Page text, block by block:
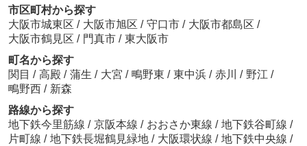
市区町村から探す
大阪市城東区 / 大阪市旭区 / 守口市 / 大阪市都島区 /
大阪市鶴見区 / 門真市 / 東大阪市
町名から探す
関目 / 高殿 / 蒲生 / 大宮 / 鴫野東 / 東中浜 / 赤川 / 野江 /
鴫野西 / 新森
路線から探す
地下鉄今里筋線 / 京阪本線 / おおさか東線 / 地下鉄谷町線 /
片町線 / 地下鉄長堀鶴見緑地 / 大阪環状線 / 地下鉄中央線 /